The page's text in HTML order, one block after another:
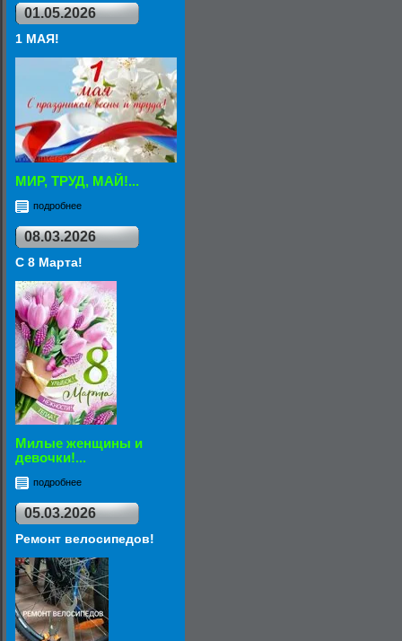
01.05.2026
1 МАЯ!
МИР, ТРУД, МАЙ!...
подробнее
08.03.2026
С 8 Марта!
Милые женщины и
девочки!...
подробнее
05.03.2026
Ремонт велосипедов!